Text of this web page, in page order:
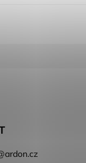
ardon.cz